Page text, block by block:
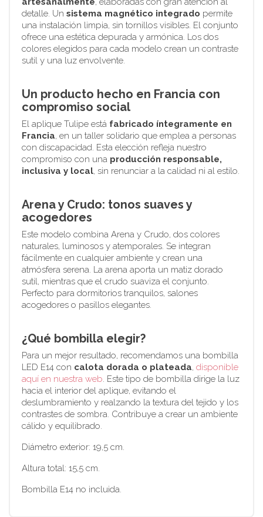
detalle. Un sistema magnético integrado permite
una instalación limpia, sin tornillos visibles. El conjunto
ofrece una estética depurada y armónica. Los dos
colores elegidos para cada modelo crean un contraste
sutil y una luz envolvente.
Un producto hecho en Francia con
compromiso social
El aplique Tulipe está fabricado íntegramente en
Francia, en un taller solidario que emplea a personas
con discapacidad. Esta elección refleja nuestro
compromiso con una producción responsable,
inclusiva y local, sin renunciar a la calidad ni al estilo.
Arena y Crudo: tonos suaves y
acogedores
Este modelo combina Arena y Crudo, dos colores
naturales, luminosos y atemporales. Se integran
fácilmente en cualquier ambiente y crean una
atmósfera serena. La arena aporta un matiz dorado
sutil, mientras que el crudo suaviza el conjunto.
Perfecto para dormitorios tranquilos, salones
acogedores o pasillos elegantes.
¿Qué bombilla elegir?
Para un mejor resultado, recomendamos una bombilla
LED E14 con calota dorada o plateada, disponible
aquí en nuestra web. Este tipo de bombilla dirige la luz
hacia el interior del aplique, evitando el
deslumbramiento y realzando la textura del tejido y los
contrastes de sombra. Contribuye a crear un ambiente
cálido y equilibrado.
Diámetro exterior: 19,5 cm.
Altura total: 15,5 cm.
Bombilla E14 no incluida.